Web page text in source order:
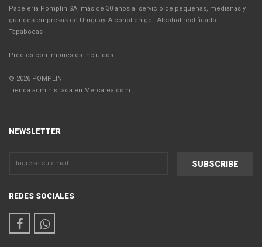
Papelería Pomplin SA, más de 30 años al servicio de pequeñas, medianas y
grandes empresas de Uruguay. Alcohol en gel. Alcohol rectificado.
Tapabocas
Precios con impuestos incluidos.
© 2026 POMPLIN.
Tienda administrada en Mercarea.com
NEWSLETTER
REDES SOCIALES